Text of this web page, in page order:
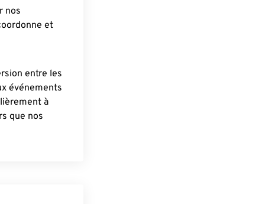
nos
et
entre les
événements
à
que nos